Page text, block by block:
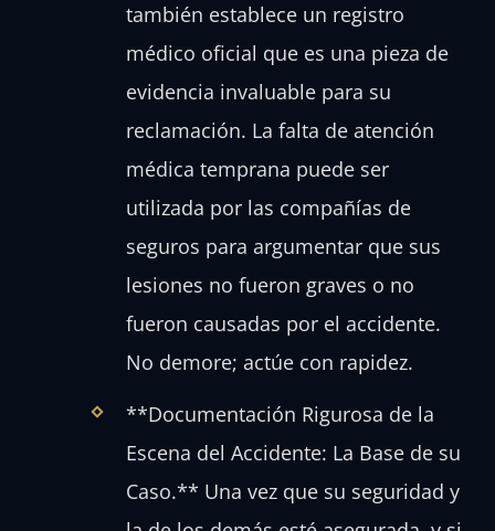
también establece un registro
médico oficial que es una pieza de
evidencia invaluable para su
reclamación. La falta de atención
médica temprana puede ser
utilizada por las compañías de
seguros para argumentar que sus
lesiones no fueron graves o no
fueron causadas por el accidente.
No demore; actúe con rapidez.
**Documentación Rigurosa de la
Escena del Accidente: La Base de su
Caso.** Una vez que su seguridad y